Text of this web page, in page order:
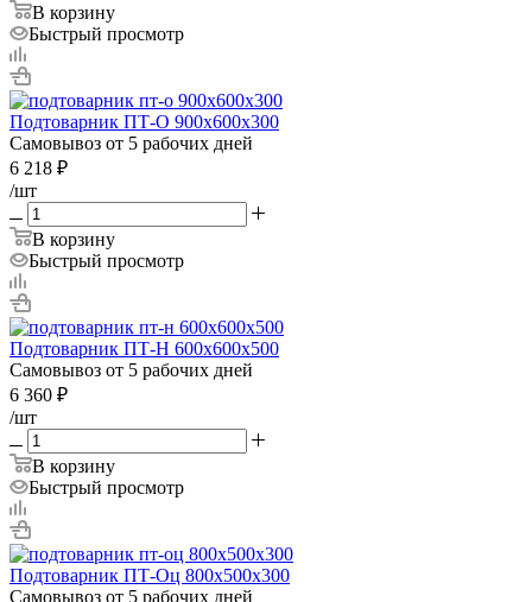
В корзину
Быстрый просмотр
Подтоварник ПТ-О 900х600х300
Самовывоз от 5 рабочих дней
6 218 ₽
/шт
В корзину
Быстрый просмотр
Подтоварник ПТ-Н 600х600х500
Самовывоз от 5 рабочих дней
6 360 ₽
/шт
В корзину
Быстрый просмотр
Подтоварник ПТ-Оц 800х500х300
Самовывоз от 5 рабочих дней